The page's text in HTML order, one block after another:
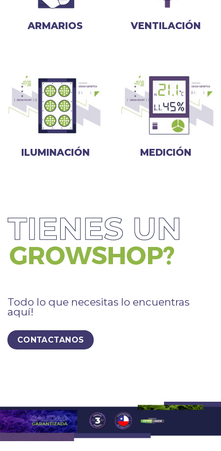
ARMARIOS VENTILACIÓN
ILUMINACIÓN MEDICIÓN
Todo lo que necesitas lo encuentras
aquí!
CONTACTANOS